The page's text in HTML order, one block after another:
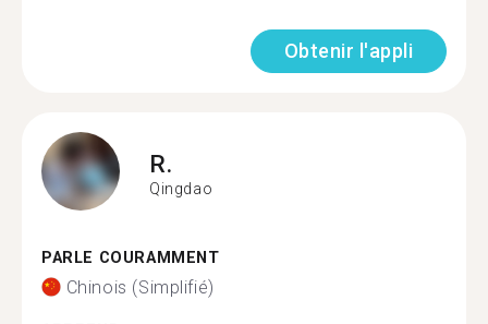
Obtenir l'appli
R.
Qingdao
PARLE COURAMMENT
Chinois (Simplifié)